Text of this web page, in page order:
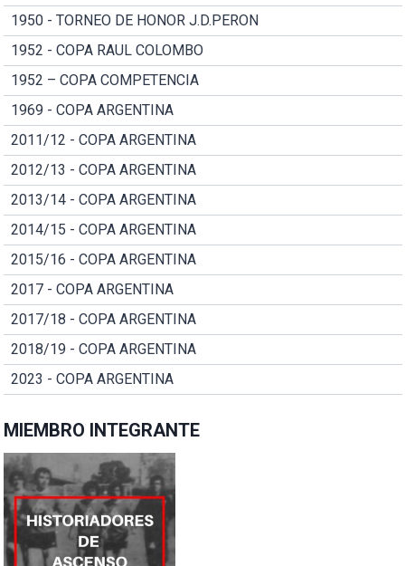
1950 - TORNEO DE HONOR J.D.PERON
1952 - COPA RAUL COLOMBO
1952 – COPA COMPETENCIA
1969 - COPA ARGENTINA
2011/12 - COPA ARGENTINA
2012/13 - COPA ARGENTINA
2013/14 - COPA ARGENTINA
2014/15 - COPA ARGENTINA
2015/16 - COPA ARGENTINA
2017 - COPA ARGENTINA
2017/18 - COPA ARGENTINA
2018/19 - COPA ARGENTINA
2023 - COPA ARGENTINA
MIEMBRO INTEGRANTE